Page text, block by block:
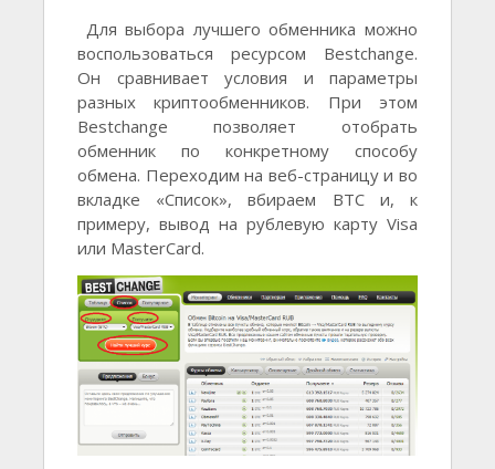
Для выбора лучшего обменника можно
воспользоваться ресурсом Bestchange.
Он сравнивает условия и параметры
разных криптообменников. При этом
Bestchange позволяет отобрать
обменник по конкретному способу
обмена. Переходим на веб-страницу и во
вкладке «Список», вбираем BTC и, к
примеру, вывод на рублевую карту Visa
или MasterCard.